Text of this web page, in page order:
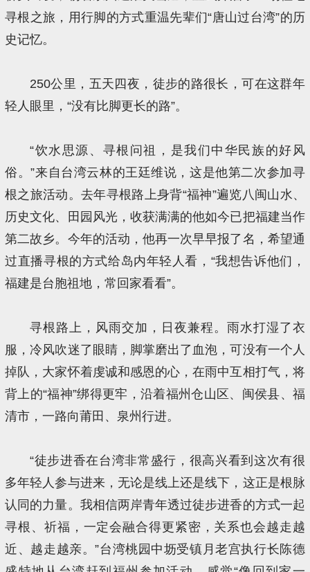
寻根之旅，用行脚的方式重温先辈们“唐山过台湾”的历
史记忆。
250公里，五天四夜，徒步的路很长，可在这群年
轻人眼里，“没有比脚更长的路”。
“饮水思源、寻根问祖，是我们中华民族的好风
俗。”来自台湾云林的王廷维说，这是他第二次参加寻
根之旅活动。去年寻根路上身背“福神”遍览八闽山水、
历史文化、田园风光，收获满满的他如今已把福建当作
第二故乡。今年的活动，他再一次早早报了名，希望通
过直播寻根的方式给岛内年轻人看，“我想告诉他们，
福建是台胞祖地，常回家看看”。
寻根路上，风雨交加，日夜兼程。雨水打湿了衣
服，冷风吹迷了眼睛，脚掌磨出了血泡，可没有一个人
掉队，大家怀着虔诚和感恩的心，在雨中互相打气，将
背上的“福神”绑得更牢，沿着福州仓山区、闽侯县、福
清市，一路向莆田、泉州行进。
“徒步进香在台湾非常盛行，很高兴看到这次有很
多年轻人参与进来，无论是线上还是线下，这正是根脉
认同的力量。我相信两岸青年透过徒步进香的方式一起
寻根、祈福，一定会融合得更紧密，关系也会越走越
近、越走越亲。”台湾桃园中坜受镇月老宫执行长陈德